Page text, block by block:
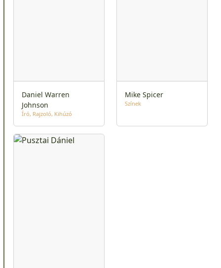
Daniel Warren
Johnson
Író Rajzoló Kihúzó
Mike Spicer
Színek